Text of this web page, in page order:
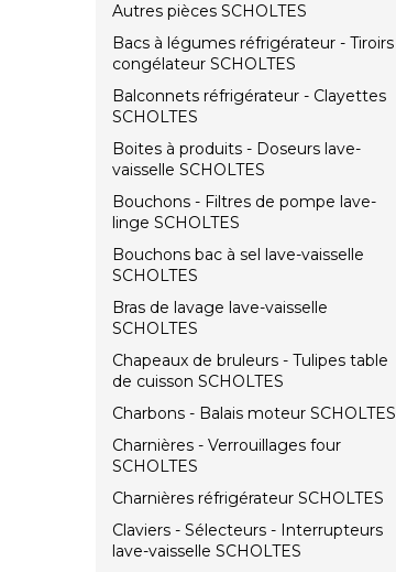
Autres pièces SCHOLTES
Bacs à légumes réfrigérateur - Tiroirs
congélateur SCHOLTES
Balconnets réfrigérateur - Clayettes
SCHOLTES
Boites à produits - Doseurs lave-
vaisselle SCHOLTES
Bouchons - Filtres de pompe lave-
linge SCHOLTES
Bouchons bac à sel lave-vaisselle
SCHOLTES
Bras de lavage lave-vaisselle
SCHOLTES
Chapeaux de bruleurs - Tulipes table
de cuisson SCHOLTES
Charbons - Balais moteur SCHOLTES
Charnières - Verrouillages four
SCHOLTES
Charnières réfrigérateur SCHOLTES
Claviers - Sélecteurs - Interrupteurs
lave-vaisselle SCHOLTES